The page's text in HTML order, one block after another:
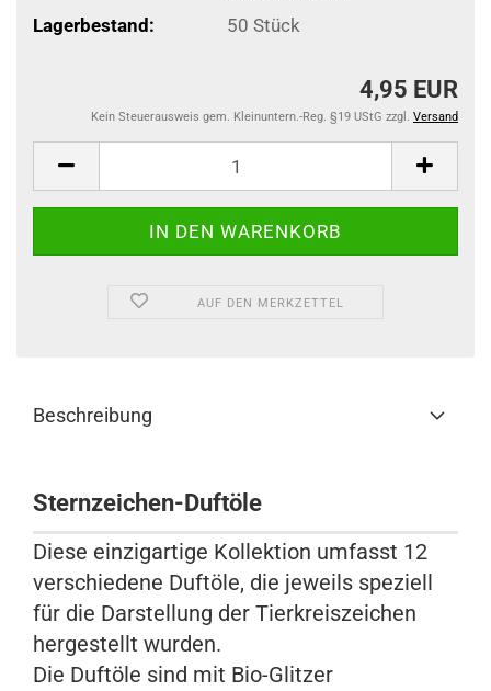
Lagerbestand: 50 Stück
4,95 EUR
Kein Steuerausweis gem. Kleinuntern.-Reg. §19 UStG zzgl. Versand
AUF DEN MERKZETTEL
Beschreibung
Sternzeichen-Duftöle
Diese einzigartige Kollektion umfasst 12
verschiedene Duftöle, die jeweils speziell
für die Darstellung der Tierkreiszeichen
hergestellt wurden.
Die Duftöle sind mit Bio-Glitzer